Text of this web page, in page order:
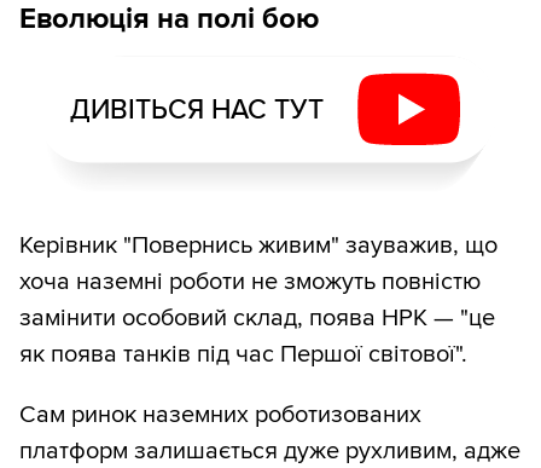
Еволюція на полі бою
ДИВІТЬСЯ НАС ТУТ
Керівник "Повернись живим" зауважив, що
хоча наземні роботи не зможуть повністю
замінити особовий склад, поява НРК — "це
як поява танків під час Першої світової".
Сам ринок наземних роботизованих
платформ залишається дуже рухливим, адже